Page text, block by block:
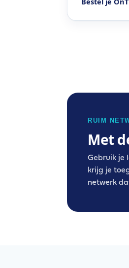
RUIM
Met
Gebruik je
krijg je
netwerk